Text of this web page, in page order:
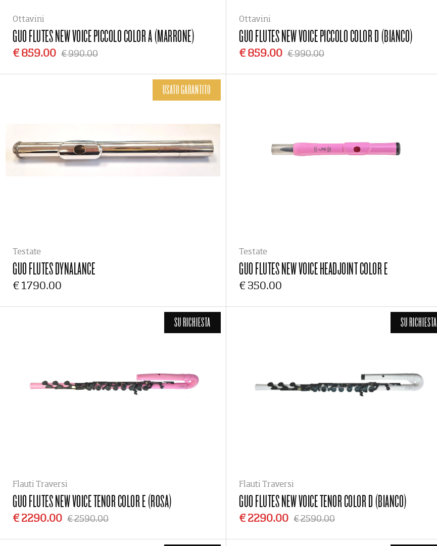
Ottavini
GUO FLUTESNEW VOICE PICCOLO COLOR A (MARRONE)
€ 859.00 € 990.00
Ottavini
GUO FLUTESNEW VOICE PICCOLO COLOR D (BIANCO)
€ 859.00 € 990.00
USATO GARANTITO
Testate
GUO FLUTESDYNALANCE
€ 1790.00
Testate
GUO FLUTESNEW VOICE HEADJOINT COLOR E
€ 350.00
SU RICHIESTA
Flauti Traversi
GUO FLUTESNEW VOICE TENOR COLOR E (ROSA)
€ 2290.00 € 2590.00
SU RICHIESTA
Flauti Traversi
GUO FLUTESNEW VOICE TENOR COLOR D (BIANCO)
€ 2290.00 € 2590.00